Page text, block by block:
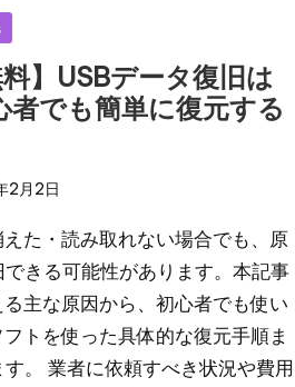
】USBデータ復旧は
者でも簡単に復元する
2月2日
た・読み取れない場合でも、原
きる可能性があります。本記事
主な原因から、初心者でも使い
トを使った具体的な復元手順ま
。 業者に依頼すべき状況や費用